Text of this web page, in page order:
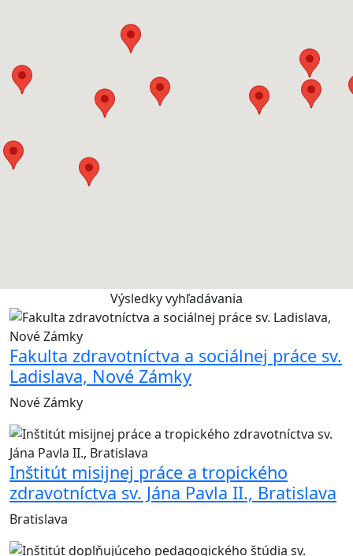
Výsledky vyhľadávania
Fakulta zdravotníctva a sociálnej práce sv.
Ladislava, Nové Zámky
Nové Zámky
Inštitút misijnej práce a tropického
zdravotníctva sv. Jána Pavla II., Bratislava
Bratislava